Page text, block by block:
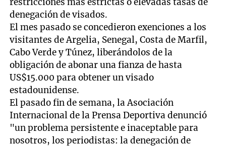
restricciones más estrictas o elevadas tasas de
denegación de visados.
El mes pasado se concedieron exenciones a los
visitantes de Argelia, Senegal, Costa de Marfil,
Cabo Verde y Túnez, liberándolos de la
obligación de abonar una fianza de hasta
US$15.000 para obtener un visado
estadounidense.
El pasado fin de semana, la Asociación
Internacional de la Prensa Deportiva denunció
"un problema persistente e inaceptable para
nosotros, los periodistas: la denegación de